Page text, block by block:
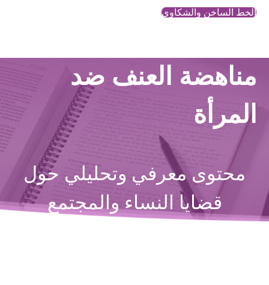
الخط الساخن والشكاوي
مناهضة العنف ضد
المرأة
محتوى معرفي وتحليلي حول
قضايا النساء والمجتمع